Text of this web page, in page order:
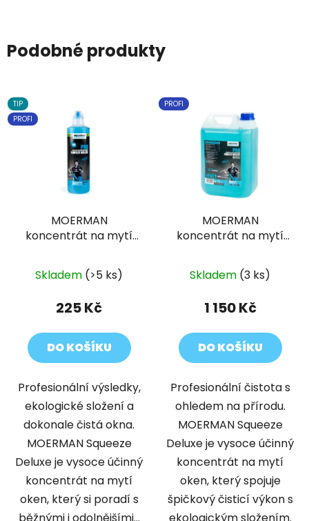
Podobné produkty
TIP
PROFI
MOERMAN
koncentrát na mytí
DELUXE
hodnocení
produktu
5,0
z
hvězdiček.
Skladem (>5 ks)
225 Kč
DO KOŠÍKU
Profesionální výsledky,
ekologické složení a
dokonale čistá okna.
MOERMAN Squeeze
Deluxe je vysoce účinný
koncentrát na mytí
oken, který si poradí s
běžnými i odolnějšími...
PROFI
MOERMAN
koncentrát na mytí
DELUXE
Skladem (3 ks)
1 150 Kč
DO KOŠÍKU
Profesionální čistota s
ohledem na přírodu.
MOERMAN Squeeze
Deluxe je vysoce účinný
koncentrát na mytí
oken, který spojuje
špičkový čisticí výkon s
ekologickým složením.